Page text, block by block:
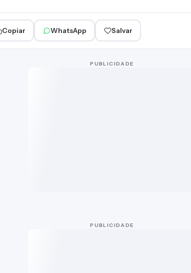
Copiar WhatsApp Salvar
PUBLICIDADE
PUBLICIDADE